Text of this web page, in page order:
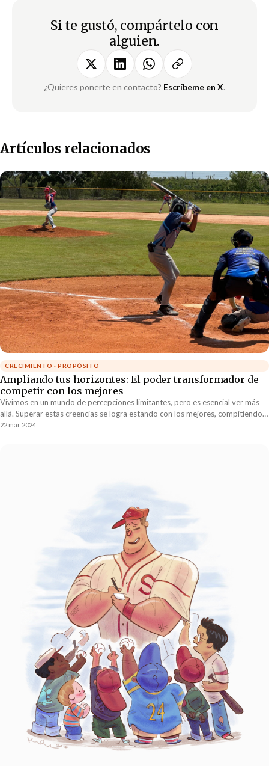
Si te gustó, compártelo con
alguien.
¿Quieres ponerte en contacto? Escríbeme en X.
Artículos relacionados
CRECIMIENTO · PROPÓSITO
Ampliando tus horizontes: El poder transformador de
competir con los mejores
Vivimos en un mundo de percepciones limitantes, pero es esencial ver más
allá. Superar estas creencias se logra estando con los mejores, compitiendo y
aprendiendo de ellos para redefinir nuestras posibilidades. Este desafío
22 mar 2024